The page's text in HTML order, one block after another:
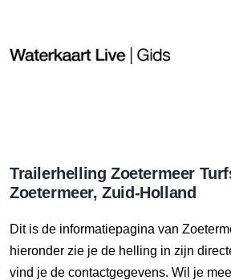
Trailerhelling Zoetermeer
Zoetermeer, Zuid-Holland
Dit is de informatiepagina van
hieronder zie je de helling in zijn
vind je de contactgegevens. Wil je